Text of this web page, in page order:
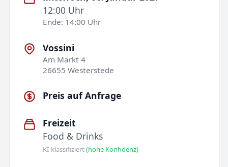
12:00 Uhr
Ende: 14:00 Uhr
Vossini
Am Markt 4
26655 Westerstede
Preis auf Anfrage
Freizeit
Food & Drinks
KI-klassifiziert(hohe Konfidenz)